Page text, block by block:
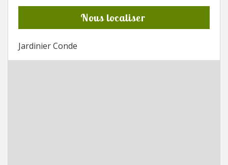
Nous localiser
Jardinier Conde